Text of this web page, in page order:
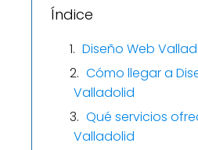
Índice
Diseño Web
Cómo llegar a
Valladolid
Qué servicios
Valladolid